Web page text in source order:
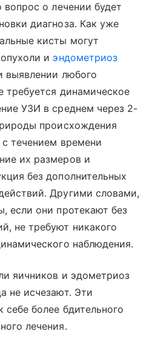
о лечении будет
диагноза. Как уже
кисты могут
и эндометриоз
выявлении любого
требуется динамическое
УЗИ в среднем через 2-
происхождения
течением времени
их размеров и
без дополнительных
Другими словами,
если они протекают без
не требуют никакого
наблюдения.
яичников и эдометриоз
не исчезают. Эти
себе более бдительного
лечения.